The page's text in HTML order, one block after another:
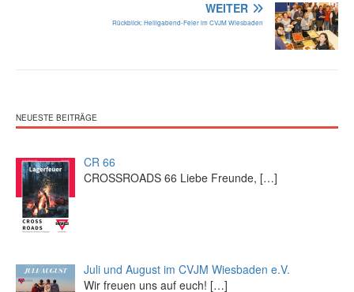
WEITER
Rückblick: Heiligabend-Feier im CVJM Wiesbaden
NEUESTE BEITRÄGE
CR 66
CROSSROADS 66 Liebe Freunde, […]
Juli und August im CVJM Wiesbaden e.V.
Wir freuen uns auf euch! […]